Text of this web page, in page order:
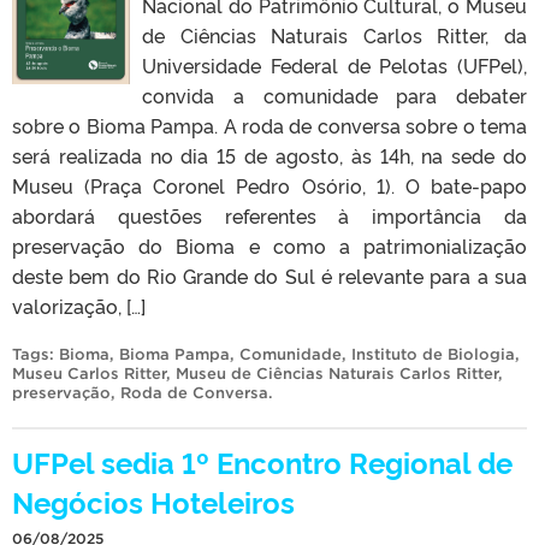
de Ciências Naturais Carlos Ritter, da
Universidade Federal de Pelotas (UFPel),
convida a comunidade para debater
sobre o Bioma Pampa. A roda de conversa sobre o tema
será realizada no dia 15 de agosto, às 14h, na sede do
Museu (Praça Coronel Pedro Osório, 1). O bate-papo
abordará questões referentes à importância da
preservação do Bioma e como a patrimonialização
deste bem do Rio Grande do Sul é relevante para a sua
valorização, […]
Tags: Bioma, Bioma Pampa, Comunidade, Instituto de Biologia,
Museu Carlos Ritter, Museu de Ciências Naturais Carlos Ritter,
preservação, Roda de Conversa.
UFPel sedia 1º Encontro Regional de
Negócios Hoteleiros
06/08/2025